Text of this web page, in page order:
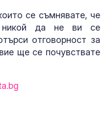
се съмнявате, че
никой да не ви се
отговорност за
ще се почувствате